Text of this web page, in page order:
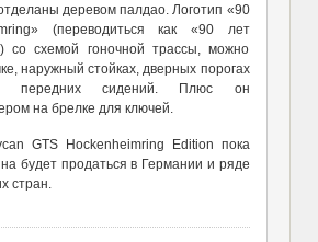
деревом палдао. Логотип «90
(переводиться как «90 лет
со схемой гоночной трассы, можно
наружный стойках, дверных порогах
передних сидений. Плюс он
на брелке для ключей.
GTS Hockenheimring Edition пока
будет продаться в Германии и ряде
стран.